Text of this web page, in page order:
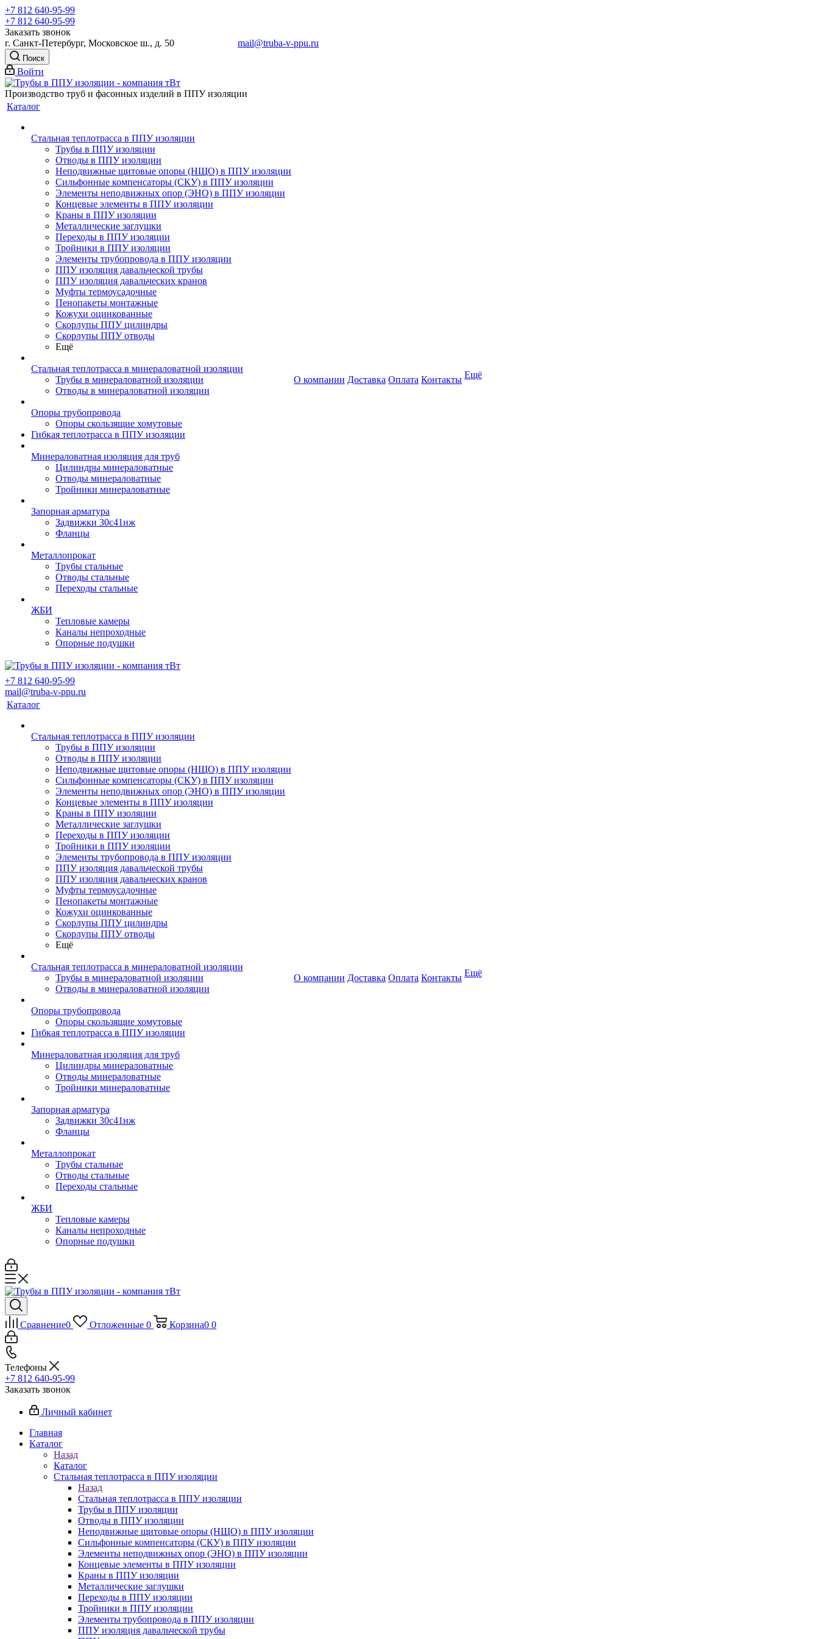
+7 812 640-95-99
+7 812 640-95-99
Заказать звонок
г. Санкт-Петербург, Московское ш., д. 50 mail@truba-v-ppu.ru
Поиск
Войти
Производство труб и фасонных изделий в ППУ изоляции
Каталог
Стальная теплотрасса в ППУ изоляции
Трубы в ППУ изоляции
Отводы в ППУ изоляции
Неподвижные щитовые опоры (НЩО) в ППУ изоляции
Cильфонные компенсаторы (СКУ) в ППУ изоляции
Элементы неподвижных опор (ЭНО) в ППУ изоляции
Концевые элементы в ППУ изоляции
Краны в ППУ изоляции
Металлические заглушки
Переходы в ППУ изоляции
Тройники в ППУ изоляции
Элементы трубопровода в ППУ изоляции
ППУ изоляция давальческой трубы
ППУ изоляция давальческих кранов
Муфты термоусадочные
Пенопакеты монтажные
Кожухи оцинкованные
Скорлупы ППУ цилиндры
Скорлупы ППУ отводы
Ещё
Стальная теплотрасса в минераловатной изоляции
Трубы в минераловатной изоляции
Отводы в минераловатной изоляции
Опоры трубопровода
Опоры скользящие хомутовые
Гибкая теплотрасса в ППУ изоляции
Минераловатная изоляция для труб
Цилиндры минераловатные
Отводы минераловатные
Тройники минераловатные
Запорная арматура
Задвижки 30с41нж
Фланцы
Металлопрокат
Трубы стальные
Отводы стальные
Переходы стальные
ЖБИ
Тепловые камеры
Каналы непроходные
Опорные подушки
О компании Доставка Оплата Контакты Ещё
+7 812 640-95-99
mail@truba-v-ppu.ru
Каталог
Стальная теплотрасса в ППУ изоляции
Трубы в ППУ изоляции
Отводы в ППУ изоляции
Неподвижные щитовые опоры (НЩО) в ППУ изоляции
Cильфонные компенсаторы (СКУ) в ППУ изоляции
Элементы неподвижных опор (ЭНО) в ППУ изоляции
Концевые элементы в ППУ изоляции
Краны в ППУ изоляции
Металлические заглушки
Переходы в ППУ изоляции
Тройники в ППУ изоляции
Элементы трубопровода в ППУ изоляции
ППУ изоляция давальческой трубы
ППУ изоляция давальческих кранов
Муфты термоусадочные
Пенопакеты монтажные
Кожухи оцинкованные
Скорлупы ППУ цилиндры
Скорлупы ППУ отводы
Ещё
Стальная теплотрасса в минераловатной изоляции
Трубы в минераловатной изоляции
Отводы в минераловатной изоляции
Опоры трубопровода
Опоры скользящие хомутовые
Гибкая теплотрасса в ППУ изоляции
Минераловатная изоляция для труб
Цилиндры минераловатные
Отводы минераловатные
Тройники минераловатные
Запорная арматура
Задвижки 30с41нж
Фланцы
Металлопрокат
Трубы стальные
Отводы стальные
Переходы стальные
ЖБИ
Тепловые камеры
Каналы непроходные
Опорные подушки
О компании Доставка Оплата Контакты Ещё
Сравнение0 Отложенные 0 Корзина0 0
Телефоны
+7 812 640-95-99
Заказать звонок
Личный кабинет
Главная
Каталог
Назад
Каталог
Стальная теплотрасса в ППУ изоляции
Назад
Стальная теплотрасса в ППУ изоляции
Трубы в ППУ изоляции
Отводы в ППУ изоляции
Неподвижные щитовые опоры (НЩО) в ППУ изоляции
Cильфонные компенсаторы (СКУ) в ППУ изоляции
Элементы неподвижных опор (ЭНО) в ППУ изоляции
Концевые элементы в ППУ изоляции
Краны в ППУ изоляции
Металлические заглушки
Переходы в ППУ изоляции
Тройники в ППУ изоляции
Элементы трубопровода в ППУ изоляции
ППУ изоляция давальческой трубы